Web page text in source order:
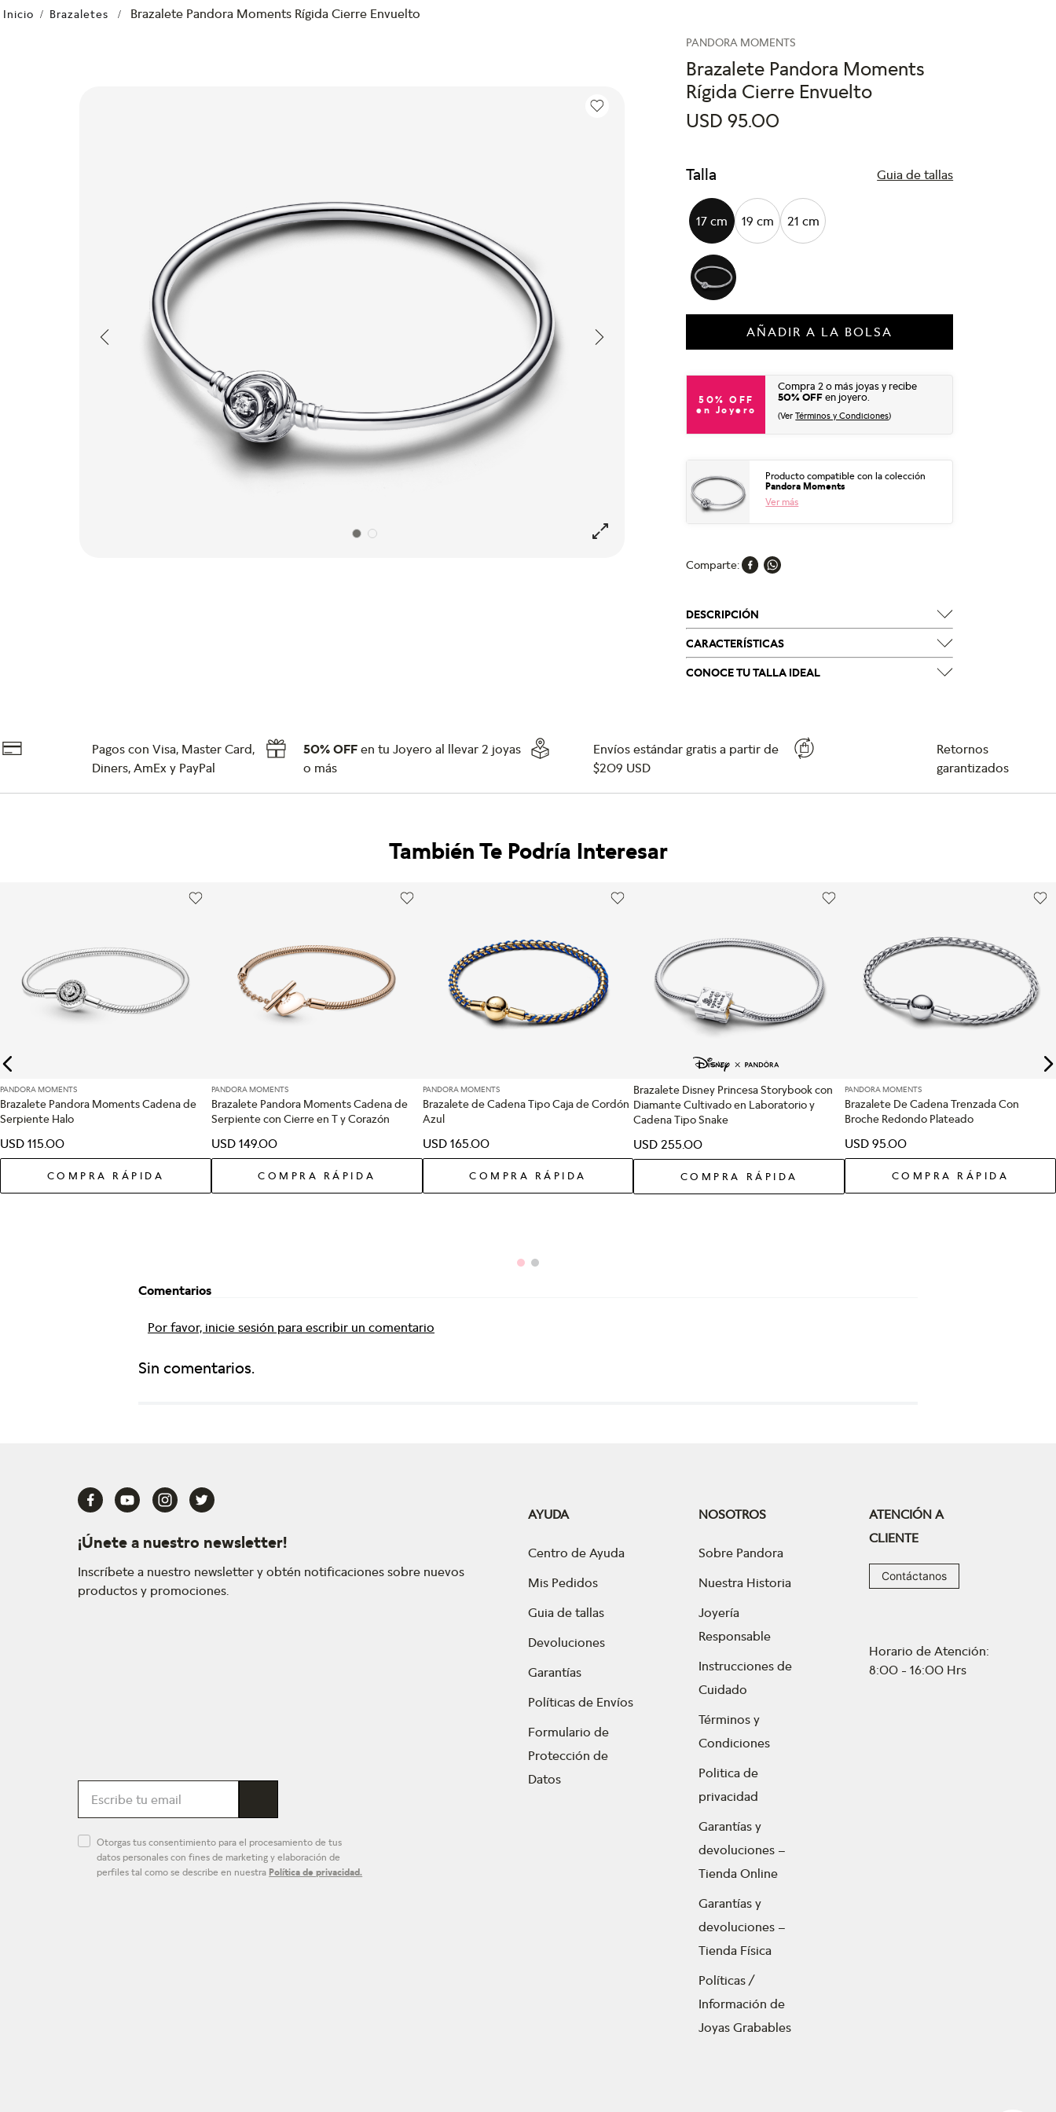
Brazaletes Brazalete Pandora Moments Rígida Cierre Envuelto
PANDORA MOMENTS
Brazalete Pandora Moments
Rígida Cierre Envuelto
USD 95.00
Talla Guia de tallas
17 cm 19 cm 21 cm
AÑADIR A LA BOLSA
50% OFF
en Joyero
Compra 2 o más joyas y recibe
50% OFFen joyero.
(VerTérminos y Condiciones)
Producto compatible con la colección
Pandora Moments
Ver más
Comparte
DESCRIPCIÓN
CARACTERÍSTICAS
CONOCE TU TALLA IDEAL
Pagos con Visa, Master Card,
Diners, AmEx y PayPal
50% OFFen tu Joyero al llevar 2 joyas
o más
Envíos estándar gratis a partir de
$209 USD
Retornos
garantizados
También Te Podría Interesar
PANDORA MOMENTS
Brazalete Pandora Moments Cadena de
Serpiente Halo
USD 11500
COMPRA RÁPIDA
PANDORA MOMENTS
Brazalete Pandora Moments Cadena de
Serpiente con Cierre en T y Corazón
USD 149.00
COMPRA RÁPIDA
PANDORA MOMENTS
Brazalete de Cadena Tipo Caja de Cordón
Azul
USD 16500
COMPRA RÁPIDA
Brazalete Disney Princesa Storybook con
Diamante Cultivado en Laboratorio y
Cadena Tipo Snake
USD 255.00
COMPRA RÁPIDA
PANDORA MOMENTS
Brazalete De Cadena Trenzada Con
Broche Redondo Plateado
USD 95.00
COMPRA RÁPIDA
Comentarios
Por favor, inicie sesión para escribir un comentario
Sin comentarios.
¡Únete a nuestro newsletter!
Inscríbete a nuestro newsletter y obtén notificaciones sobre nuevos
productos y promociones.
Otorgas tus consentimiento para el procesamiento de tus
datos personales con fines de marketing y elaboración de
perfiles tal como se describe en nuestra Política de privacidad.
AYUDA
Centro de Ayuda
Mis Pedidos
Guia de tallas
Devoluciones
Garantías
Políticas de Envíos
Formulario de
Protección de
Datos
NOSOTROS
Sobre Pandora
Nuestra Historia
Joyería
Responsable
Instrucciones de
Cuidado
Términos y
Condiciones
Politica de
privacidad
Garantías y
devoluciones –
Tienda Online
Garantías y
devoluciones –
Tienda Física
Políticas /
Información de
Joyas Grabables
ATENCIÓN A
CLIENTE
Contáctanos
Horario de Atención:
8:00 - 16:00 Hrs